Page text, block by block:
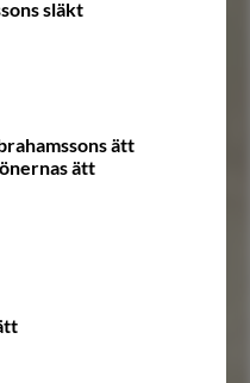
släkt
ätt
ätt